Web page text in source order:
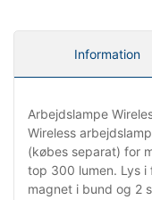
Information
Arbejdslampe
Wireless
(købes separat) for
top 300 lumen. Lys
magnet i bund og 2